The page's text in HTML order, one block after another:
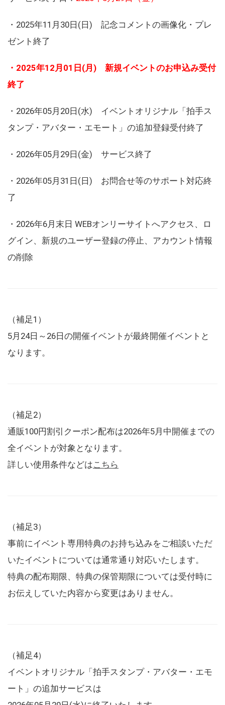
・2025年11月30日(日) 記念コメントの画像化・プレ
ゼント終了
・2025年12月01日(月) 新規イベントのお申込み受付
終了
・2026年05月20日(水) イベントオリジナル「拍手ス
タンプ・アバター・エモート」の追加登録受付終了
・2026年05月29日(金) サービス終了
・2026年05月31日(日) お問合せ等のサポート対応終
了
・2026年6月末日 WEBオンリーサイトへアクセス、ロ
グイン、新規のユーザー登録の停止、アカウント情報
の削除
（補足1）
5月24日～26日の開催イベントが最終開催イベントと
なります。
（補足2）
通販100円割引クーポン配布は2026年5月中開催までの
全イベントが対象となります。
詳しい使用条件などはこちら
（補足3）
事前にイベント専用特典のお持ち込みをご相談いただ
いたイベントについては通常通り対応いたします。
特典の配布期限、特典の保管期限については受付時に
お伝えしていた内容から変更はありません。
（補足4）
イベントオリジナル「拍手スタンプ・アバター・エモ
ート」の追加サービスは